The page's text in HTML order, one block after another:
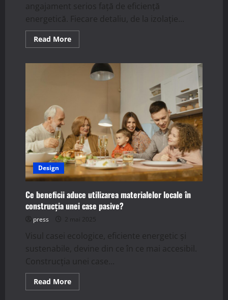
angajament serios față de eficiență
energetică. Fiecare detaliu, de la izolație...
Read MoreRead
more
influențează
alegerea
culorilor
unei
case
pasive?
Design
Ce beneficii aduce utilizarea materialelor locale în
construcția unei case pasive?
press 2 mai 2025
Visul casei ecologice, eficiente energetic și
sustenabile, devine din ce în ce mai accesibil.
Construcția unei case...
Read MoreRead
more